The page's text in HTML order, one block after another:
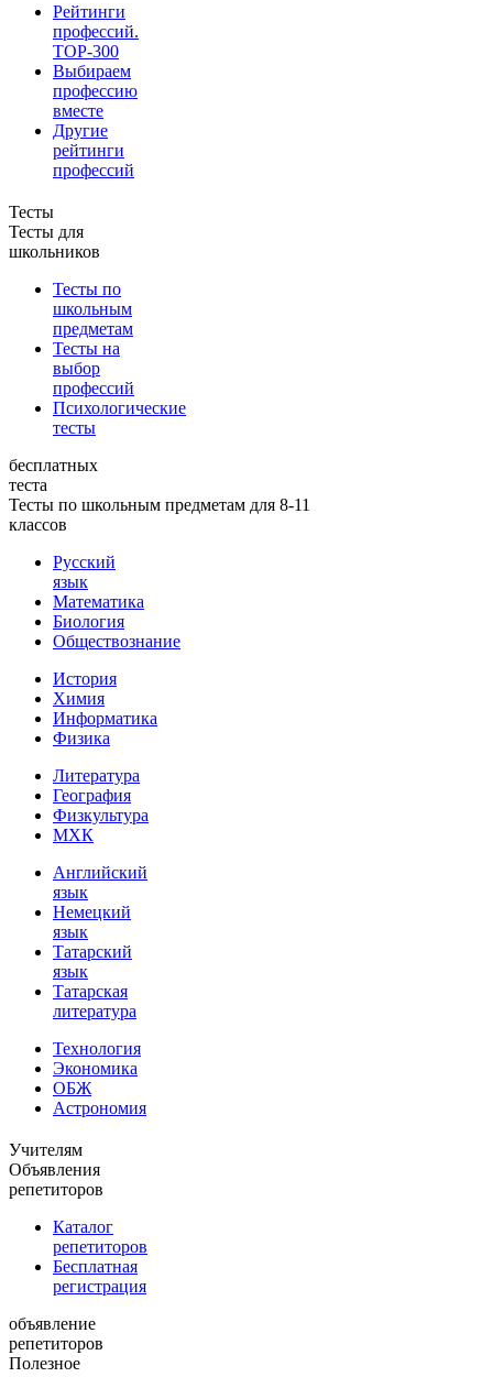
Рейтинги
профессий.
TOP-300
Выбираем
профессию
вместе
Другие
рейтинги
профессий
Тесты
Тесты для
школьников
Тесты по
школьным
предметам
Тесты на
выбор
профессий
Психологические
тесты
бесплатных
теста
Тесты по школьным предметам для 8-11
классов
Русский
язык
Математика
Биология
Обществознание
История
Химия
Информатика
Физика
Литература
География
Физкультура
МХК
Английский
язык
Немецкий
язык
Татарский
язык
Татарская
литература
Технология
Экономика
ОБЖ
Астрономия
Учителям
Объявления
репетиторов
Каталог
репетиторов
Бесплатная
регистрация
объявление
репетиторов
Полезное